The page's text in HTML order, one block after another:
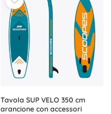
Tavola SUP VELO 350 cm
arancione con accessori